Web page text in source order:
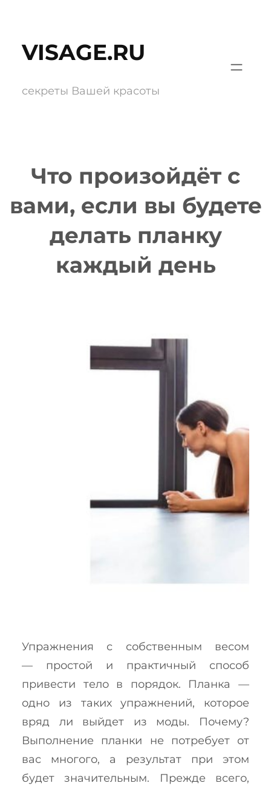
содержимому
VISAGE.RU
секреты Вашей красоты
Что произойдёт с
вами, если вы будете
делать планку
каждый день
Упражнения с собственным весом
— простой и практичный способ
привести тело в порядок. Планка —
одно из таких упражнений, которое
вряд ли выйдет из моды. Почему?
Выполнение планки не потребует от
вас многого, а результат при этом
будет значительным. Прежде всего,